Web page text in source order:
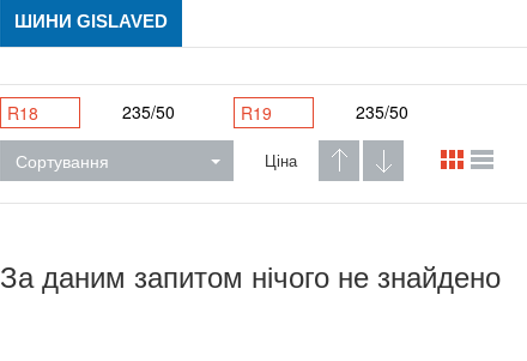
ШИНИ GISLAVED
R18 235/50 R19 235/50
Сортування Ціна
За даним запитом нічого не знайдено